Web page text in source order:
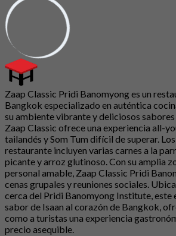
Zaap Classic Pridi Banomyong es un
Bangkok especializado en auténtica
su ambiente vibrante y deliciosos
Zaap Classic ofrece una experiencia all-
tailandés y Som Tum difícil de superar.
restaurante incluyen varias carnes a la
picante y arroz glutinoso. Con su amplia
personal amable, Zaap Classic Pridi
cenas grupales y reuniones sociales.
cerca del Pridi Banomyong Institute,
sabor de Isaan al corazón de Bangkok,
como a turistas una experiencia
precio asequible.